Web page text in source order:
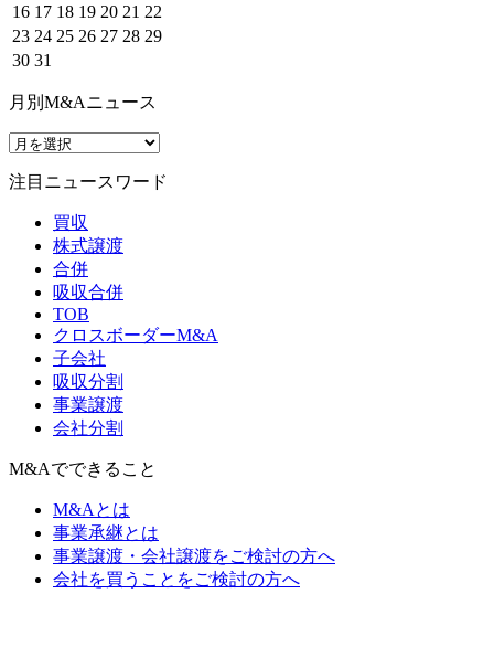
16 17 18 19 20 21 22
23 24 25 26 27 28 29
30 31
月別M&Aニュース
注目ニュースワード
買収
株式譲渡
合併
吸収合併
TOB
クロスボーダーM&A
子会社
吸収分割
事業譲渡
会社分割
M&Aでできること
M&Aとは
事業承継とは
事業譲渡・会社譲渡をご検討の方へ
会社を買うことをご検討の方へ